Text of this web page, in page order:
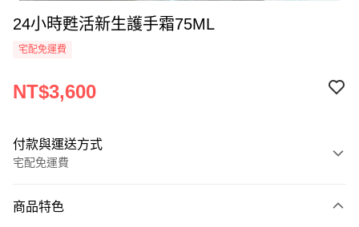
24小時甦活新生護手霜75ML
宅配免運費
NT$3,600
付款與運送方式
宅配免運費
信用卡一次付款
商品特色